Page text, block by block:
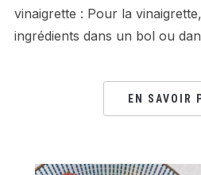
vinaigrette : Pour la
ingrédients dans un bol ou
EN SAVOIR